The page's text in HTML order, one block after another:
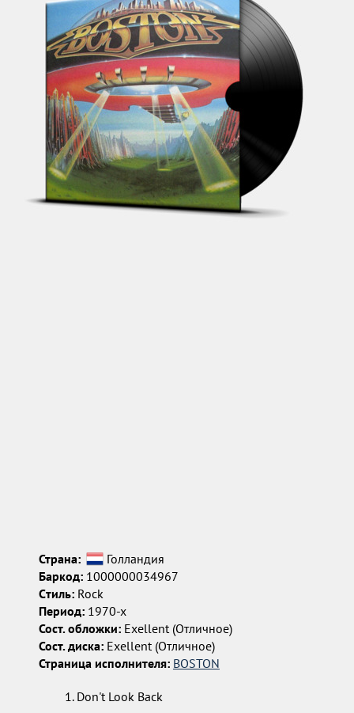
Страна:
Голландия
Баркод:1000000034967
Cтиль:Rock
Период:1970-х
Сост. обложки:Exellent (Отличное)
Сост. диска:Exellent (Отличное)
Страница исполнителя: BOSTON
Don't Look Back